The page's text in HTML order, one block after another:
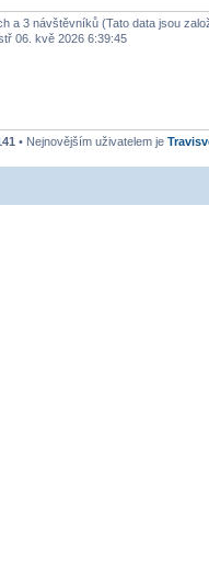
a 3 návštěvníků (Tato data jsou
06. kvě 2026 6:39:45
• Nejnovějším uživatelem je